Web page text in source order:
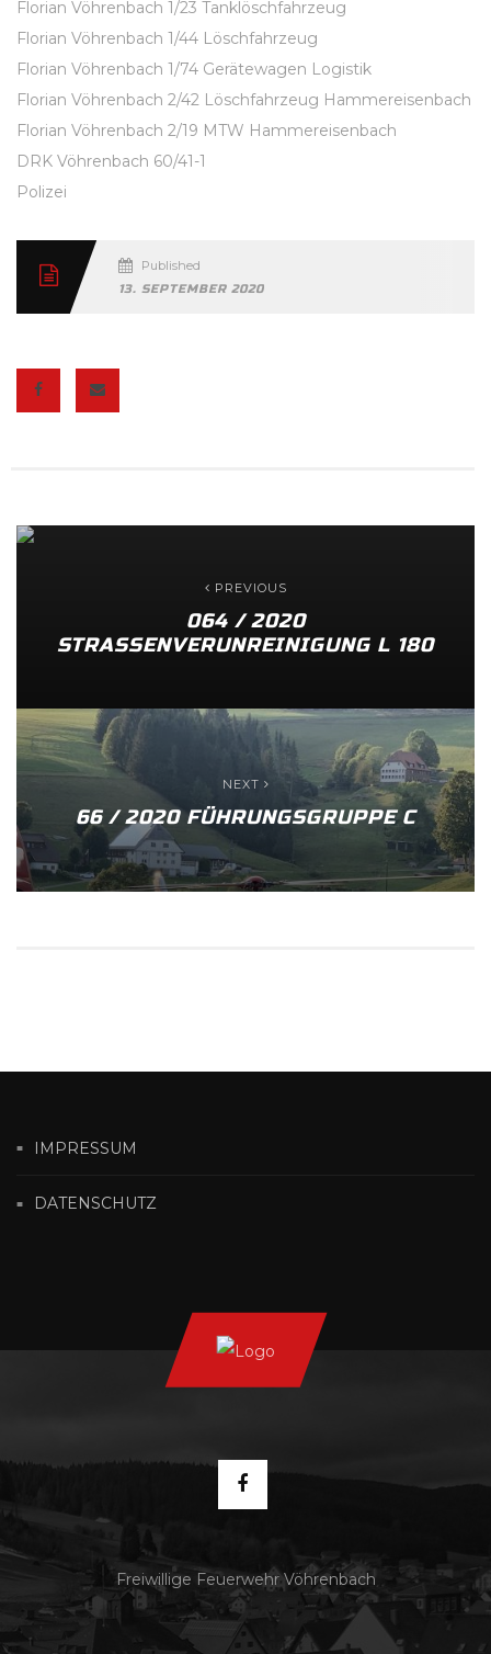
Florian Vöhrenbach 1/23 Tanklöschfahrzeug
Florian Vöhrenbach 1/44 Löschfahrzeug
Florian Vöhrenbach 1/74 Gerätewagen Logistik
Florian Vöhrenbach 2/42 Löschfahrzeug Hammereisenbach
Florian Vöhrenbach 2/19 MTW Hammereisenbach
DRK Vöhrenbach 60/41-1
Polizei
Published
13. SEPTEMBER 2020
PREVIOUS
064 / 2020
STRASSENVERUNREINIGUNG L 180
NEXT
66 / 2020 FÜHRUNGSGRUPPE C
IMPRESSUM
DATENSCHUTZ
Freiwillige Feuerwehr Vöhrenbach